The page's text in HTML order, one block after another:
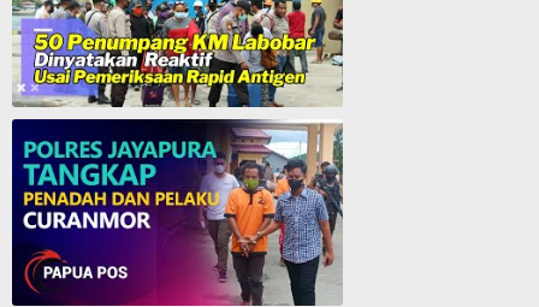
50 Penumpang KM. Labobar Dinyatakan Reaktif Usai Pemeriksaan Rapid Antigen